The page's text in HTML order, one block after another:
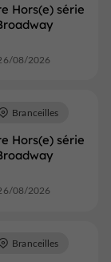
Hors(e) série
08/2026
Hors(e) série
Branceilles
08/2026
Branceilles